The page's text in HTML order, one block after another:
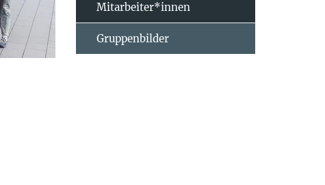
Mitarbeiter*innen
Gruppenbilder